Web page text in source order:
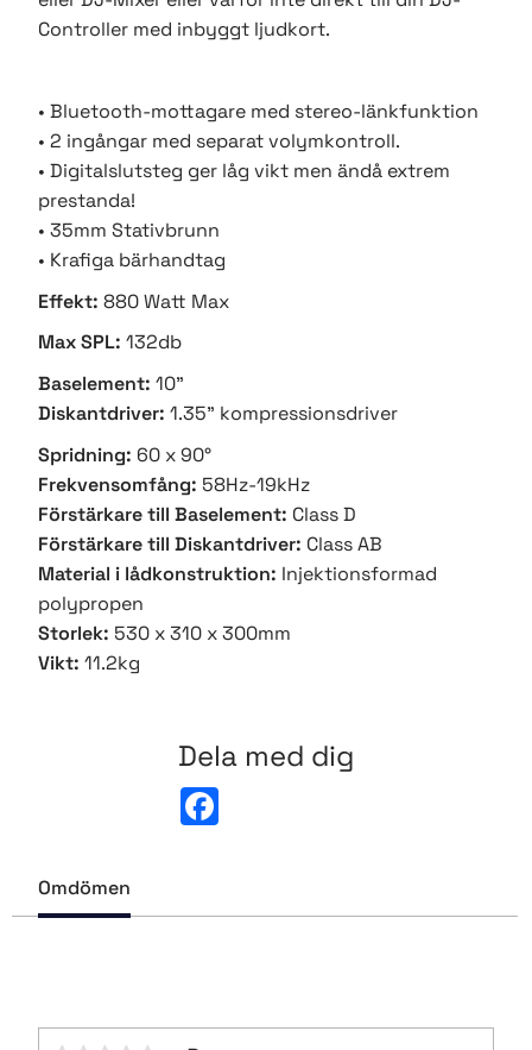
Controller med inbyggt ljudkort.
• Bluetooth-mottagare med stereo-länkfunktion
• 2 ingångar med separat volymkontroll.
• Digitalslutsteg ger låg vikt men ändå extrem
prestanda!
• 35mm Stativbrunn
• Krafiga bärhandtag
Effekt: 880 Watt Max
Max SPL: 132db
Baselement: 10"
Diskantdriver: 1.35" kompressionsdriver
Spridning: 60 x 90°
Frekvensomfång: 58Hz-19kHz
Förstärkare till Baselement: Class D
Förstärkare till Diskantdriver: Class AB
Material i lådkonstruktion: Injektionsformad
polypropen
Storlek: 530 x 310 x 300mm
Vikt: 11.2kg
Dela med dig
o
Omdömen